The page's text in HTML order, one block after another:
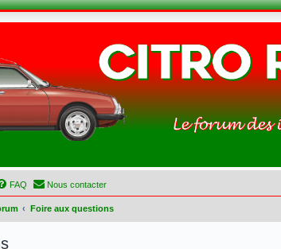
FAQ Nous contacter
Foire aux questions